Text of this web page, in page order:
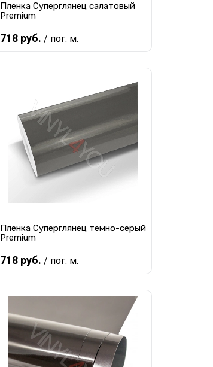
Пленка Суперглянец салатовый
Premium
718 руб. / пог. м.
Купить в 1 клик
В избранное В наличии
Пленка Суперглянец темно-серый
Premium
718 руб. / пог. м.
В корзину
Купить в 1 клик К сравнению
В избранное В наличии